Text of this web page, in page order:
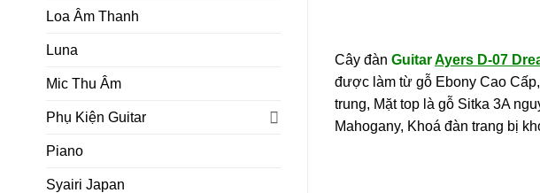
Loa Âm Thanh
Luna
Mic Thu Âm
Phụ Kiện Guitar
Piano
Syairi Japan
Cây đàn GuitarAyers D-07
được làm từ gỗ Ebony Cao Cấp,
trung, Mặt top là gỗ Sitka 3A
Mahogany, Khoá đàn trang bị